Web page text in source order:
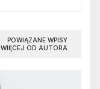
POWIĄZANE WPISY
WIĘCEJ OD AUTORA